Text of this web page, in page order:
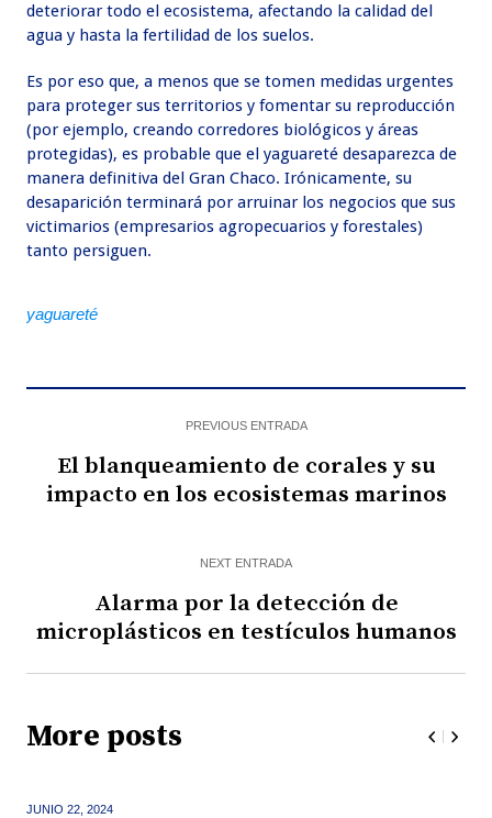
deteriorar todo el ecosistema, afectando la calidad del
agua y hasta la fertilidad de los suelos.
Es por eso que, a menos que se tomen medidas urgentes
para proteger sus territorios y fomentar su reproducción
(por ejemplo, creando corredores biológicos y áreas
protegidas), es probable que el yaguareté desaparezca de
manera definitiva del Gran Chaco. Irónicamente, su
desaparición terminará por arruinar los negocios que sus
victimarios (empresarios agropecuarios y forestales)
tanto persiguen.
yaguareté
PREVIOUS ENTRADA
El blanqueamiento de corales y su
impacto en los ecosistemas marinos
NEXT ENTRADA
Alarma por la detección de
microplásticos en testículos humanos
More posts
JUNIO 22,2024